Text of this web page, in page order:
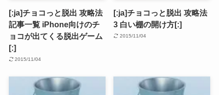
[:ja]チョコっと脱出 攻略法
記事一覧 iPhone向けのチ
ョコが出てくる脱出ゲーム
[:]
2015/11/04
[:ja]チョコっと脱出 攻略法
3 白い棚の開け方[:]
2015/11/04